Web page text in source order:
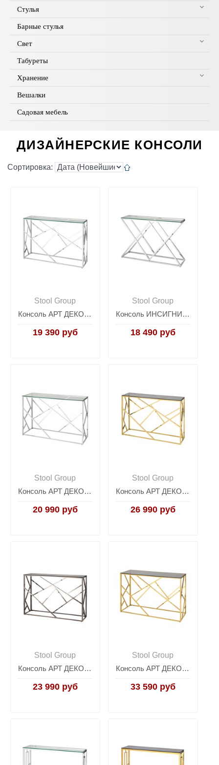
Стулья
Барные стулья
Свет
Табуреты
Хранение
Вешалки
Садовая мебель
ДИЗАЙНЕРСКИЕ КОНСОЛИ
Сортировка:
Stool Group
Консоль АРТ ДЕКО 115*30 серебро
19 390 руб
Stool Group
Консоль ИНСИГНИЯ 115*30 серебро
18 490 руб
Stool Group
Консоль АРТ ДЕКО 120х40 серебро
20 990 руб
Stool Group
Консоль АРТ ДЕКО 115*30 золото стекло smoke
26 990 руб
Stool Group
Консоль АРТ ДЕКО 115*30 стекло smoke сталь тёмный хром
23 990 руб
Stool Group
Консоль АРТ ДЕКО 120х40 золото стекло smoke
33 590 руб